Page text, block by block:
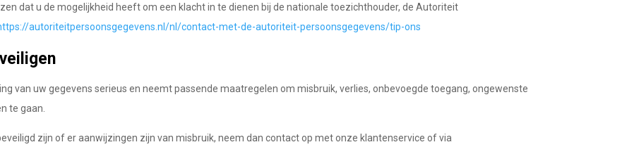
dat u de mogelijkheid heeft om een klacht in te dienen bij de nationale toezichthouder, de Autoriteit
autoriteitpersoonsgegevens.nl/nl/contact-met-de-autoriteit-persoonsgegevens/tip-ons
van uw gegevens serieus en neemt passende maatregelen om misbruik, verlies, onbevoegde toegang, ongewenste
te gaan.
zijn of er aanwijzingen zijn van misbruik, neem dan contact op met onze klantenservice of via